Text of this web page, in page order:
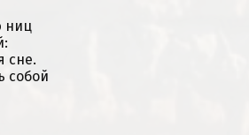
ниц
сне.
собой